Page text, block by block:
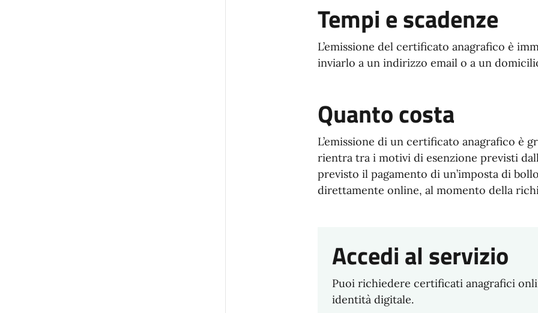
Tempi e scadenze
L’emissione del certificato anagrafico è
inviarlo a un indirizzo email o a un
Quanto costa
L’emissione di un certificato anagrafico è
rientra tra i motivi di esenzione previsti
previsto il pagamento di un’imposta di
direttamente online, al momento della
Accedi al servizio
Puoi richiedere certificati anagrafici
identità digitale.